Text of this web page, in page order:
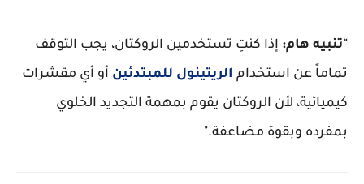
"تنبيه هام: إذا كنتِ تستخدمين الروكتان، يجب التوقف
تماماً عن استخدام الريتينول للمبتدئين أو أي مقشرات
كيميائية، لأن الروكتان يقوم بمهمة التجديد الخلوي
بمفرده وبقوة مضاعفة."